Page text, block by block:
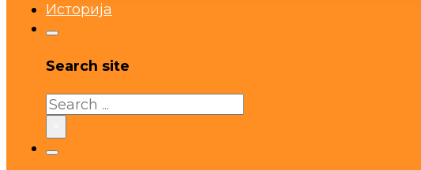
Историја
Search site
Search